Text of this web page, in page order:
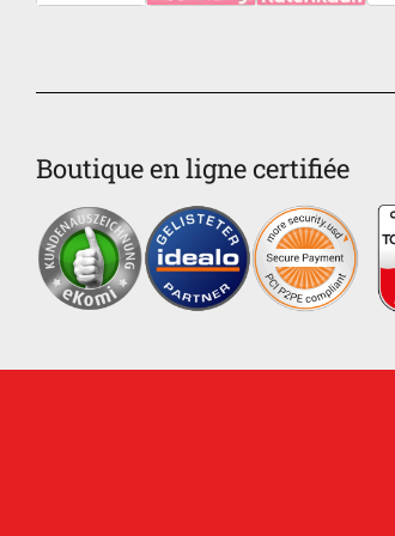
Boutique en ligne certifiée